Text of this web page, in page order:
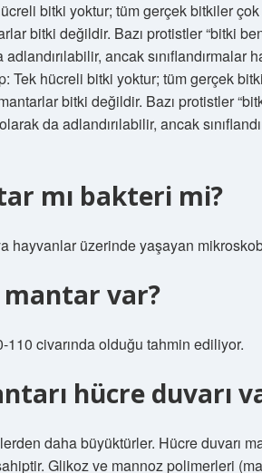
bitki yoktur; tüm gerçek bitkiler
bitki değildir. Bazı protistler “bitki
ancak sınıflandırmalar
Tek hücreli bitki yoktur; tüm gerçek
bitki değildir. Bazı protistler
da adlandırılabilir, ancak
mı bakteri mi?
hayvanlar üzerinde yaşayan
mantar var?
110 civarında olduğu tahmin ediliyor.
hücre duvarı
daha büyüktürler. Hücre duvarı
Glikoz ve mannoz polimerleri